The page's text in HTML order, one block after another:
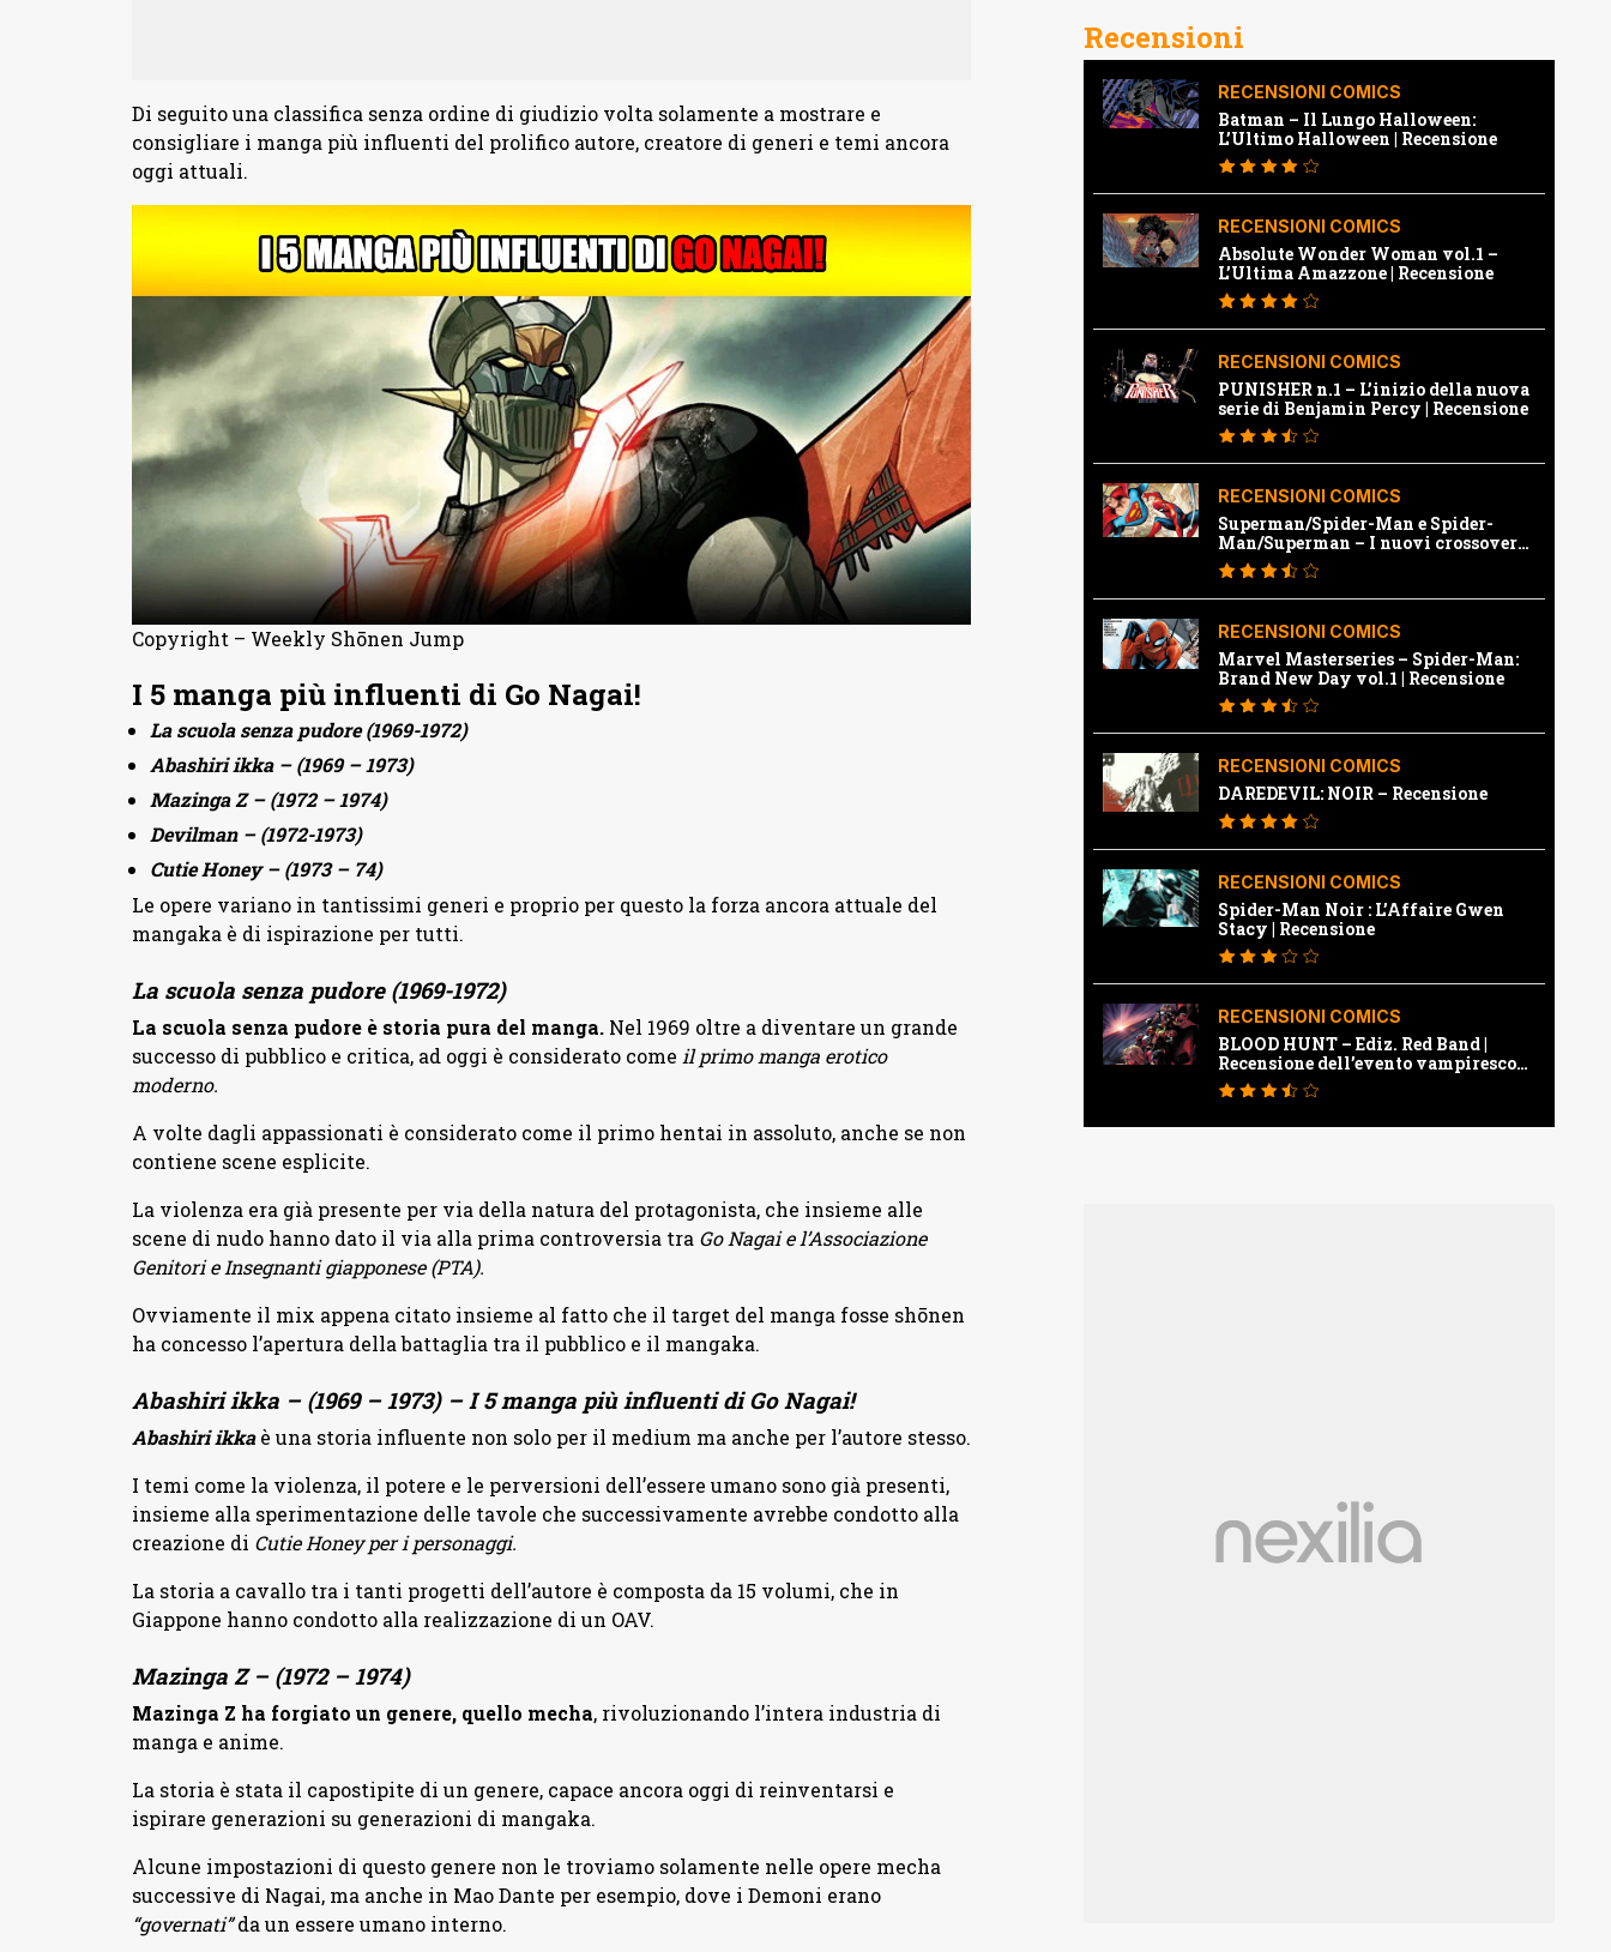
Di seguito una classifica senza ordine di giudizio volta solamente a mostrare e
consigliare i manga più influenti del prolifico autore, creatore di generi e temi ancora
oggi attuali.
Copyright – Weekly Shōnen Jump
I 5 manga più influenti di Go Nagai!
La scuola senza pudore (1969-1972)
Abashiri ikka – (1969 – 1973)
Mazinga Z – (1972 – 1974)
Devilman – (1972-1973)
Cutie Honey – (1973 – 74)
Le opere variano in tantissimi generi e proprio per questo la forza ancora attuale del
mangaka è di ispirazione per tutti.
La scuola senza pudore (1969-1972)
La scuola senza pudore è storia pura del manga.Nel 1969 oltre a diventare un grande
successo di pubblico e critica, ad oggi è considerato come il primo manga erotico
moderno.
A volte dagli appassionati è considerato come il primo hentai in assoluto, anche se non
contiene scene esplicite.
La violenza era già presente per via della natura del protagonista, che insieme alle
scene di nudo hanno dato il via alla prima controversia tra Go Nagai e l’Associazione
Genitori e Insegnanti giapponese (PTA).
Ovviamente il mix appena citato insieme al fatto che il target del manga fosse shōnen
ha concesso l’apertura della battaglia tra il pubblico e il mangaka.
Abashiri ikka – (1969 – 1973) – I 5 manga più influenti di Go Nagai!
Abashiri ikkaè una storia influente non solo per il medium ma anche per l’autore stesso.
I temi come la violenza, il potere e le perversioni dell’essere umano sono già presenti,
insieme alla sperimentazione delle tavole che successivamente avrebbe condotto alla
creazione di Cutie Honey per i personaggi.
La storia a cavallo tra i tanti progetti dell’autore è composta da 15 volumi, che in
Giappone hanno condotto alla realizzazione di un OAV.
Mazinga Z – (1972 – 1974)
Mazinga Z ha forgiato un genere, quello mecha, rivoluzionando l’intera industria di
manga e anime.
La storia è stata il capostipite di un genere, capace ancora oggi di reinventarsi e
ispirare generazioni su generazioni di mangaka.
Alcune impostazioni di questo genere non le troviamo solamente nelle opere mecha
successive di Nagai, ma anche in Mao Dante per esempio, dove i Demoni erano
“governati”da un essere umano interno.
Recensioni
RECENSIONI COMICS
Batman – Il Lungo Halloween:
L’Ultimo Halloween | Recensione
RECENSIONI COMICS
Absolute Wonder Woman vol.1 –
L’Ultima Amazzone | Recensione
RECENSIONI COMICS
PUNISHER n.1 – L’inizio della nuova
serie di Benjamin Percy | Recensione
RECENSIONI COMICS
Superman/Spider-Man e Spider-
Man/Superman – I nuovi crossover
Marvel e Dc | Recensione
RECENSIONI COMICS
Marvel Masterseries – Spider-Man:
Brand New Day vol.1 | Recensione
RECENSIONI COMICS
DAREDEVIL: NOIR – Recensione
RECENSIONI COMICS
Spider-Man Noir : L’Affaire Gwen
Stacy | Recensione
RECENSIONI COMICS
BLOOD HUNT – Ediz. Red Band |
Recensione dell’evento vampiresco
della Marvel